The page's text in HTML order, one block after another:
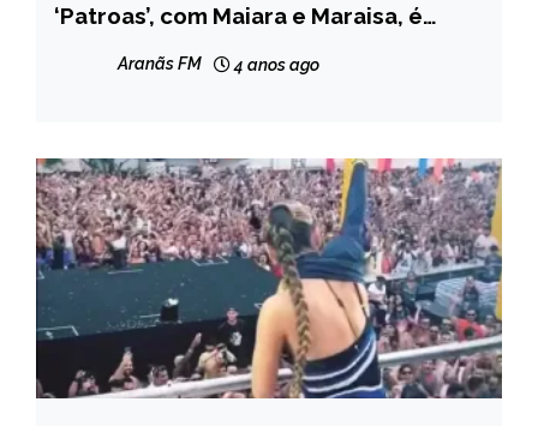
‘Patroas’, com Maiara e Maraisa, é
Aranãs FM 4 anos ago